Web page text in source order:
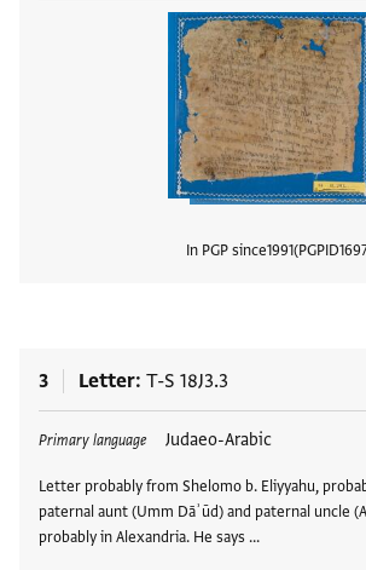
In PGP since1991 PGPID
3 Letter T-S 18J3.3
Primary language Judaeo-Arabic
Letter probably from Shelomo b. Eliyyahu,
paternal aunt (Umm Dāʾūd) and paternal uncle
probably in Alexandria. He says …
Tags